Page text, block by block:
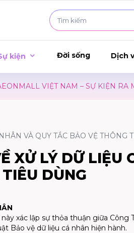
kiện Đời sống Dịch
VIỆT NAM – SỰ KIỆN RA MẮT
VÀ QUY TẮC BẢO VỆ THÔNG
XỬ LÝ DỮ LIỆU
DÙNG
xác lập sự thỏa thuận giữa
Bảo vệ dữ liệu cá nhân hiện hành.